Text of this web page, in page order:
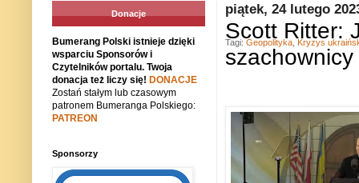
piątek, 24 lutego
Scott Ritter:
szachownicy
Tagi: Geopolityka Kryzys
Donacje
Bumerang Polski istnieje dzięki
wsparciu Sponsorów i
Czytelników portalu. Twoja
donacja też liczy się! DONACJE
Zostań stałym lub czasowym
patronem Bumeranga Polskiego:
PATREON
Sponsorzy